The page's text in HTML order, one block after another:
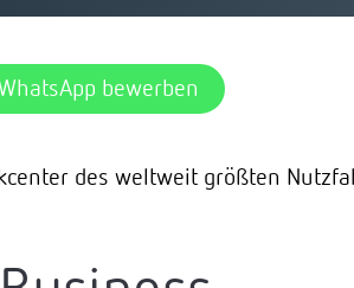
bewerben
des weltweit größten